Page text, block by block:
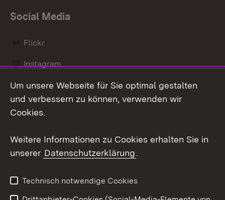
Social Media
Flickr
Instagram
Social Wall
Barrierefreiheit
Benutzungshinweise
Um unsere Webseite für Sie optimal gestalten
und verbessern zu können, verwenden wir
Cookies.
Weitere Informationen zu Cookies erhalten Sie in
unserer Datenschutzerklärung.
Technisch notwendige Cookies